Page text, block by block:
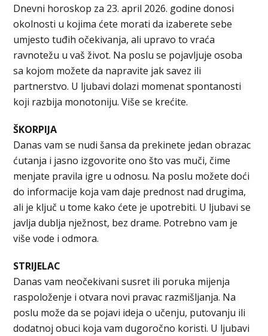
Dnevni horoskop za 23. april 2026. godine donosi
okolnosti u kojima ćete morati da izaberete sebe
umjesto tuđih očekivanja, ali upravo to vraća
ravnotežu u vaš život. Na poslu se pojavljuje osoba
sa kojom možete da napravite jak savez ili
partnerstvo. U ljubavi dolazi momenat spontanosti
koji razbija monotoniju. Više se krećite.
ŠKORPIJA
Danas vam se nudi šansa da prekinete jedan obrazac
ćutanja i jasno izgovorite ono što vas muči, čime
menjate pravila igre u odnosu. Na poslu možete doći
do informacije koja vam daje prednost nad drugima,
ali je ključ u tome kako ćete je upotrebiti. U ljubavi se
javlja dublja nježnost, bez drame. Potrebno vam je
više vode i odmora.
STRIJELAC
Danas vam neočekivani susret ili poruka mijenja
raspoloženje i otvara novi pravac razmišljanja. Na
poslu može da se pojavi ideja o učenju, putovanju ili
dodatnoj obuci koja vam dugoročno koristi. U ljubavi